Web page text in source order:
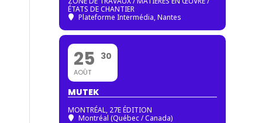
ÉTATS DE CHANTIER
Plateforme Intermédia, Nantes
25
AOÛT
30
MUTEK
MONTRÉAL, 27E ÉDITION
Montréal (Québec / Canada)